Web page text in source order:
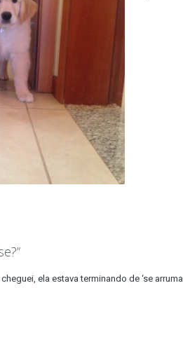
ela estava terminando de ‘se